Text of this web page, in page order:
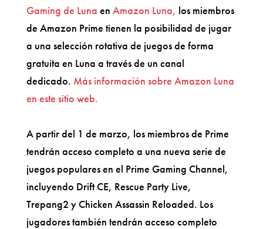
Gaming de Luna en Amazon Luna, los miembros
de Amazon Prime tienen la posibilidad de jugar
a una selección rotativa de juegos de forma
gratuita en Luna a través de un canal
dedicado. Más información sobre Amazon Luna
en este sitio web.
A partir del 1 de marzo, los miembros de Prime
tendrán acceso completo a una nueva serie de
juegos populares en el Prime Gaming Channel,
incluyendo Drift CE, Rescue Party Live,
Trepang2 y Chicken Assassin Reloaded. Los
jugadores también tendrán acceso completo